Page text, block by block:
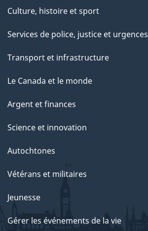
Culture, histoire et sport
Services de police, justice et urgences
Transport et infrastructure
Le Canada et le monde
Argent et finances
Science et innovation
Autochtones
Vétérans et militaires
Jeunesse
Gérer les événements de la vie